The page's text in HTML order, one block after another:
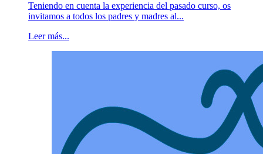
Teniendo en cuenta la experiencia del pasado curso, os
invitamos a todos los padres y madres al...
Leer más...